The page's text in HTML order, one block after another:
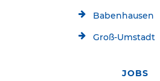
Babenhausen
Groß-Umstadt
JOBS